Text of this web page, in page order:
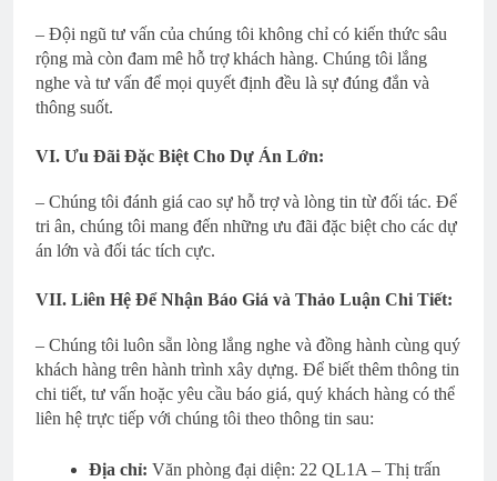
– Đội ngũ tư vấn của chúng tôi không chỉ có kiến thức sâu
rộng mà còn đam mê hỗ trợ khách hàng. Chúng tôi lắng
nghe và tư vấn để mọi quyết định đều là sự đúng đắn và
thông suốt.
VI. Ưu Đãi Đặc Biệt Cho Dự Án Lớn:
– Chúng tôi đánh giá cao sự hỗ trợ và lòng tin từ đối tác. Để
tri ân, chúng tôi mang đến những ưu đãi đặc biệt cho các dự
án lớn và đối tác tích cực.
VII. Liên Hệ Để Nhận Báo Giá và Thảo Luận Chi Tiết:
– Chúng tôi luôn sẵn lòng lắng nghe và đồng hành cùng quý
khách hàng trên hành trình xây dựng. Để biết thêm thông tin
chi tiết, tư vấn hoặc yêu cầu báo giá, quý khách hàng có thể
liên hệ trực tiếp với chúng tôi theo thông tin sau:
Địa chỉ: Văn phòng đại diện: 22 QL1A – Thị trấn